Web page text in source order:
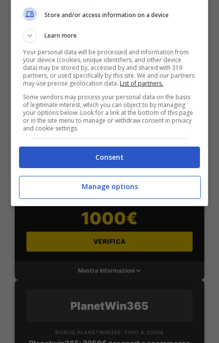
Fino a 2050€ bonus scommesse e sport
Per i nuovi utenti della piattaforma: 100% fino a 50€ in
Bonus Scommesse + 100% fino a 2000€ in Bonus
Sport
2050€
Mostra Informazioni
SNAI
Bonus Benvenuto Sport: fino a 1.000€
50% sul deposito fino a 50€
1000€
VERIFICA
Mostra Informazioni
PlanetWin365
BONUS PLANETWIN365: FINO A 2050€
Store and/or access information on a device
Learn more
Your personal data will be processed and information from
your device (cookies, unique identifiers, and other device
data) may be stored by, accessed by and shared with 319
partners, or used specifically by this site. We and our partners
may use precise geolocation data. List of partners.
Some vendors may process your personal data on the basis
of legitimate interest, which you can object to by managing
your options below. Look for a link at the bottom of this page
or in the site menu to manage or withdraw consent in privacy
and cookie settings.
Consent
Manage options